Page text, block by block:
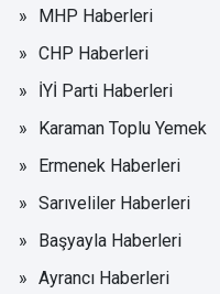
MHP Haberleri
CHP Haberleri
İYİ Parti Haberleri
Karaman Toplu Yemek
Ermenek Haberleri
Sarıveliler Haberleri
Başyayla Haberleri
Ayrancı Haberleri